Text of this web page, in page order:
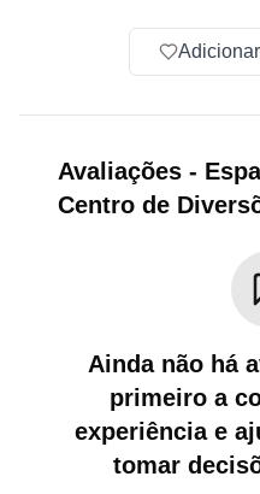
Avaliações -
Centro de
Ainda não há
primeiro a
experiência e
tomar